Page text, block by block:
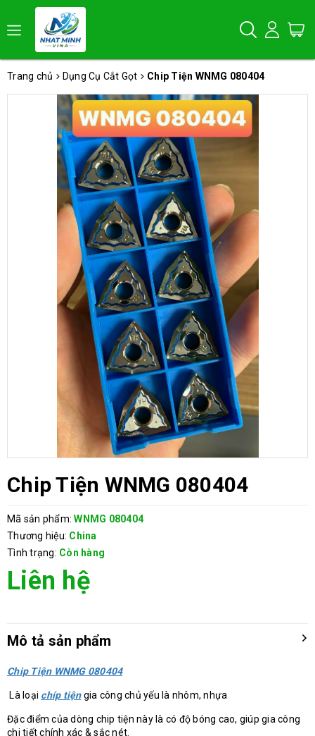
Trang chủ Dụng Cụ Cắt Gọt Chip Tiện WNMG 080404
Chip Tiện WNMG 080404
Mã sản phẩm: WNMG 080404
Thương hiệu: China
Tình trạng: Còn hàng
Liên hệ
Mô tả sản phẩm
Chip Tiện WNMG 080404
Là loại chíp tiệngia công chủ yếu là nhôm, nhựa
Đặc điểm của dòng chip tiện này là có độ bóng cao, giúp gia công
chi tiết chính xác & sắc nét.